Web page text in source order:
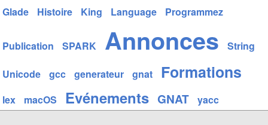
Glade
Histoire King Language Programmez
Publication SPARK Annonces String
Unicode gcc generateur gnat Formations
lex macOS Evénements GNAT yacc